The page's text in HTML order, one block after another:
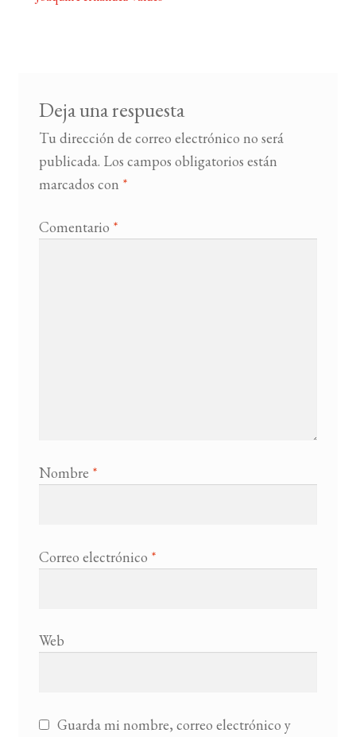
Deja una respuesta
Tu dirección de correo electrónico no será
publicada. Los campos obligatorios están
marcados con *
Comentario *
Nombre *
Correo electrónico *
Web
Guarda mi nombre, correo electrónico y